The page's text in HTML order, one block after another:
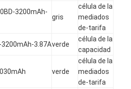
3200mAh-
gris
célula de la
mediados
de-tarifa
3.87Averde
célula de la
capacidad
verde
célula de la
mediados
de-tarifa